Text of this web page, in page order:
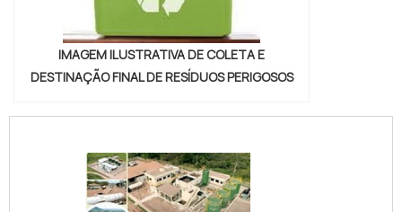
IMAGEM ILUSTRATIVA DE COLETA E
DESTINAÇÃO FINAL DE RESÍDUOS PERIGOSOS